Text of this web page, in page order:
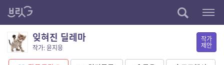
잊혀진 딜레마
작가: 윤지응
작가
제안